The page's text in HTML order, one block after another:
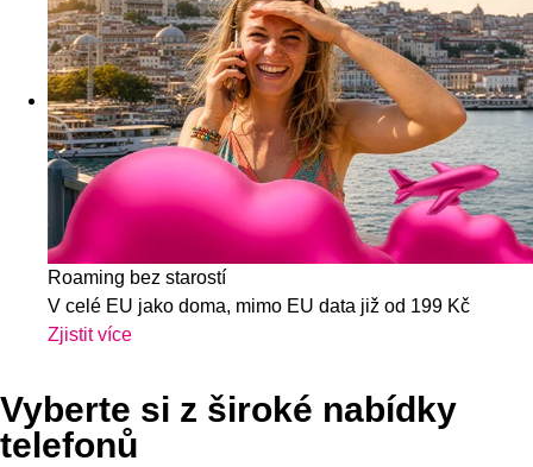
Roaming bez starostí
V celé EU jako doma, mimo EU data již od 199 Kč
Zjistit více
Vyberte si z široké nabídky
telefonů